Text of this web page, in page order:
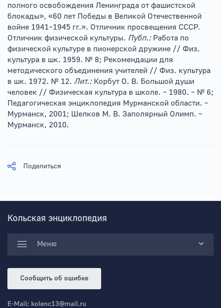
полного освобождения Ленинграда от фашистской
блокады», «60 лет Победы в Великой Отечественной
войне 1941–1945 гг.». Отличник просвещения СССР.
Отличник физической культуры. Публ.: Работа по
физической культуре в пионерской дружине // Физ.
культура в шк. 1959. № 8; Рекомендации для
методического объединения учителей // Физ. культура
в шк. 1972. № 12. Лит.: Корбут О. В. Большой души
человек // Физическая культура в школе. – 1980. – № 6;
Педагогическая энциклопедия Мурманской области. –
Мурманск, 2001; Шелков М. В. Заполярный Олимп. –
Мурманск, 2010.
Поделиться
Кольская энциклопедия
Меню
Сообщить об ошибке
E-Mail: kolenc13@mail.ru